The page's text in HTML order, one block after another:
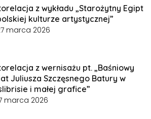
z wykładu „Starożytny Egipt
kulturze artystycznej”
marca 2026
z wernisażu pt. „Baśniowy
Juliusza Szczęsnego Batury w
i małej grafice”
marca 2026